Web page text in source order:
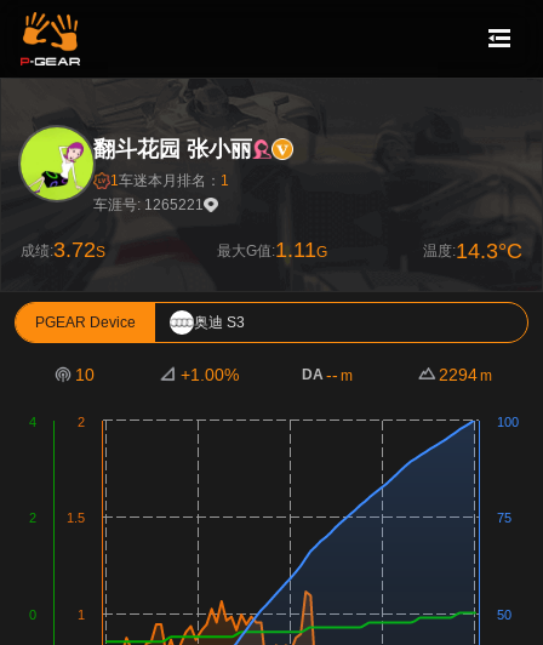
翻斗花园 张小丽
1车迷本月排名： 1
车涯号: 1265221
成绩:3.72S 最大G值:1.11G 温度:14.3°C
PGEAR Device 奥迪 S3
10 +1.00% DA-- m 2294m
1
1.5
2
0
2
4
50
75
100